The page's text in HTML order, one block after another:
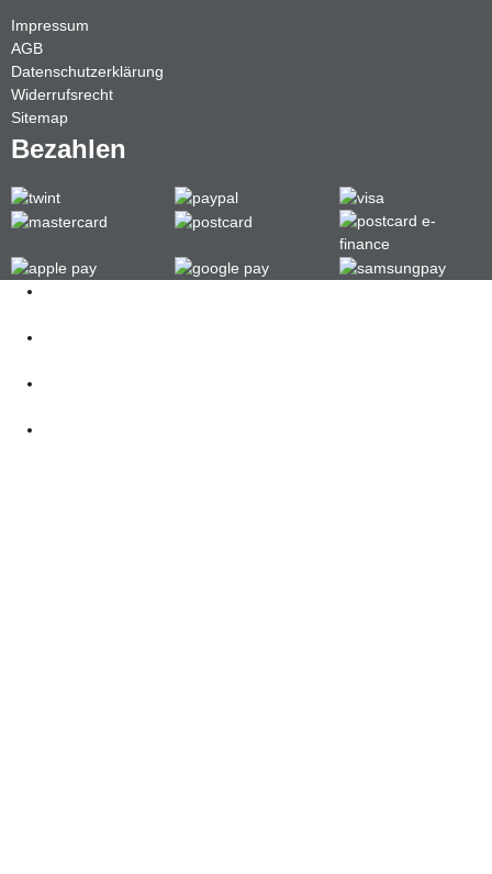
Impressum
AGB
Datenschutzerklärung
Widerrufsrecht
Sitemap
Bezahlen